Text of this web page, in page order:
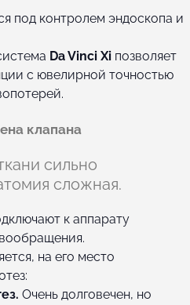
под контролем эндоскопа и
Da Vinci Xi позволяет
с ювелирной точностью
клапана
сильно
сложная.
к аппарату
на его место
Очень долговечен, но